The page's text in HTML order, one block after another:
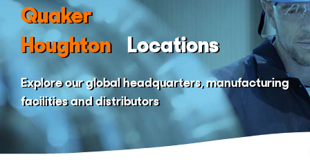
Quaker
Houghton Locations
Explore our global headquarters, manufacturing
facilities and distributors